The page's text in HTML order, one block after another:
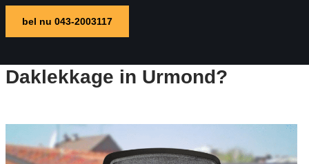
bel nu 043-2003117
Daklekkage in Urmond?